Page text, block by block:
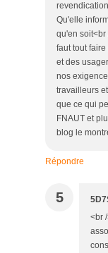
Qu'elle
qu'en soit<br
faut tout
et des
nos
travailleurs
que ce qui
FNAUT et
blog le
Répondre
5
<br